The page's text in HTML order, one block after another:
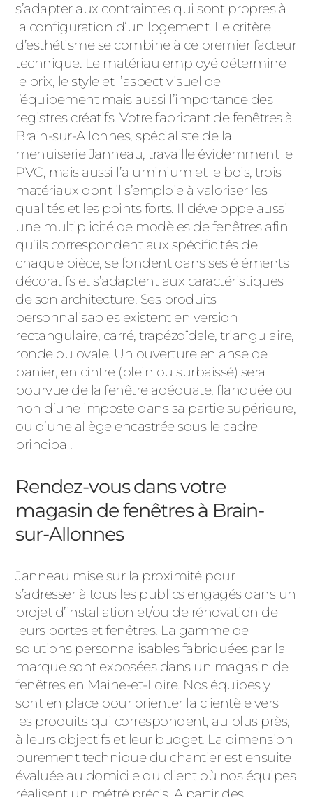
s’adapter aux contraintes qui sont propres à
la configuration d’un logement. Le critère
d’esthétisme se combine à ce premier facteur
technique. Le matériau employé détermine
le prix, le style et l’aspect visuel de
l’équipement mais aussi l’importance des
registres créatifs. Votre fabricant de fenêtres à
Brain-sur-Allonnes, spécialiste de la
menuiserie Janneau, travaille évidemment le
PVC, mais aussi l’aluminium et le bois, trois
matériaux dont il s’emploie à valoriser les
qualités et les points forts. Il développe aussi
une multiplicité de modèles de fenêtres afin
qu’ils correspondent aux spécificités de
chaque pièce, se fondent dans ses éléments
décoratifs et s’adaptent aux caractéristiques
de son architecture. Ses produits
personnalisables existent en version
rectangulaire, carré, trapézoïdale, triangulaire,
ronde ou ovale. Un ouverture en anse de
panier, en cintre (plein ou surbaissé) sera
pourvue de la fenêtre adéquate, flanquée ou
non d’une imposte dans sa partie supérieure,
ou d’une allège encastrée sous le cadre
principal.
Rendez-vous dans votre
magasin de fenêtres à Brain-
sur-Allonnes
Janneau mise sur la proximité pour
s’adresser à tous les publics engagés dans un
projet d’installation et/ou de rénovation de
leurs portes et fenêtres. La gamme de
solutions personnalisables fabriquées par la
marque sont exposées dans un magasin de
fenêtres en Maine-et-Loire. Nos équipes y
sont en place pour orienter la clientèle vers
les produits qui correspondent, au plus près,
à leurs objectifs et leur budget. La dimension
purement technique du chantier est ensuite
évaluée au domicile du client où nos équipes